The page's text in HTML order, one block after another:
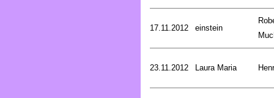
17.11.2012 einstein
23.11.2012 Laura Maria